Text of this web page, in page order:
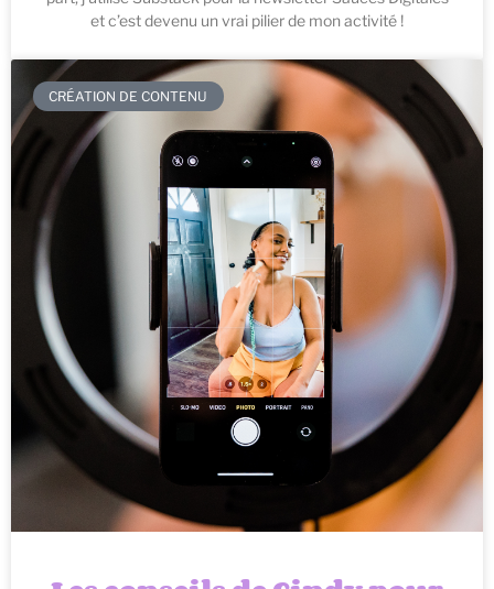
et c’est devenu un vrai pilier de mon activité !
CRÉATION DE CONTENU